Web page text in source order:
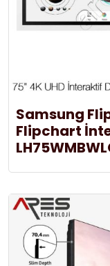
Samsung
Flipchart